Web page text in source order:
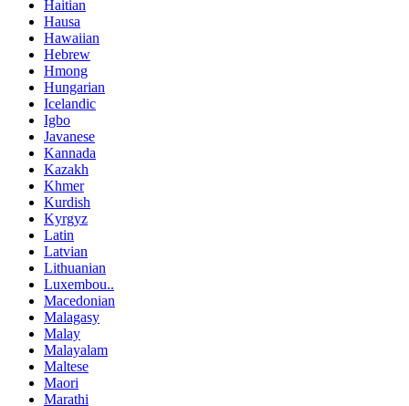
Haitian
Hausa
Hawaiian
Hebrew
Hmong
Hungarian
Icelandic
Igbo
Javanese
Kannada
Kazakh
Khmer
Kurdish
Kyrgyz
Latin
Latvian
Lithuanian
Luxembou..
Macedonian
Malagasy
Malay
Malayalam
Maltese
Maori
Marathi